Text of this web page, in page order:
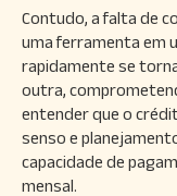
Contudo, a falta de
uma ferramenta em
rapidamente se
outra,
entender que o
senso e
capacidade de
mensal.